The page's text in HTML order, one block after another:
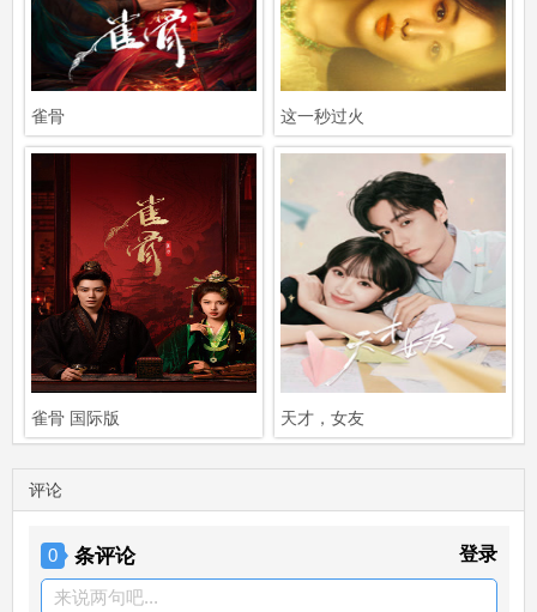
雀骨 这一秒过火
雀骨 国际版 天才，女友
评论
0 条评论 登录
来说两句吧...